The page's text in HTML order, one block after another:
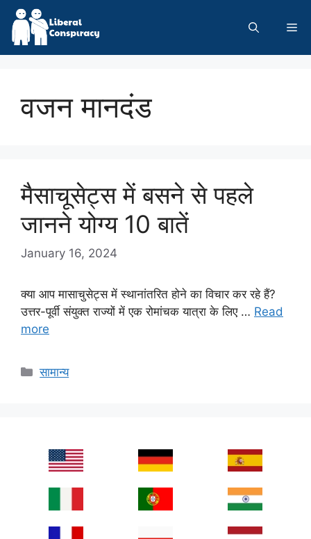
Skip
content
वजन मानदंड
मैसाचूसेट्स में बसने से पहले
जानने योग्य 10 बातें
January 16, 2024
क्या आप मासाचुसेट्स में स्थानांतरित होने का विचार कर रहे हैं?
उत्तर-पूर्वी संयुक्त राज्यों में एक रोमांचक यात्रा के लिए … Read
more
Categories
सामान्य